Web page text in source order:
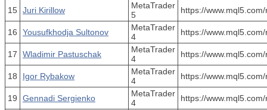
15 Juri Kirillow
MetaTrader
5
https://
16 Yousufkhodja Sultonov
MetaTrader
4
https://
17 Wladimir Pastuschak
MetaTrader
4
https://
18 Igor Rybakow
MetaTrader
4
https://
19 Gennadi Sergienko
MetaTrader
4
https://